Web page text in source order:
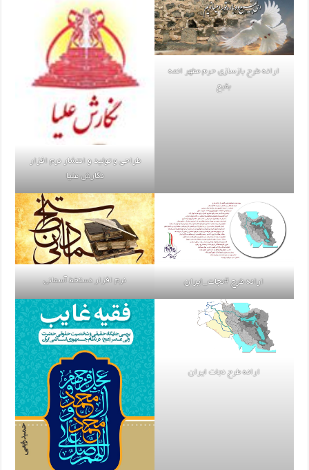
ارائه طرح بازسازی حرم مطهر ائمه
بقیع
طراحی و تولید و انتشار نرم افزار
نگارش علیا
ارائه طرح #نجات_ایران نرم افزار دستخط آسمانی
ارائه طرح نجات ایران